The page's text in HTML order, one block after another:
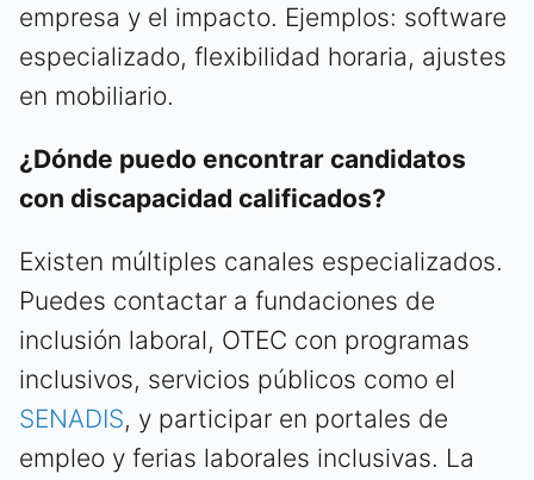
empresa y el impacto. Ejemplos: software
especializado, flexibilidad horaria, ajustes
en mobiliario.
¿Dónde puedo encontrar candidatos
con discapacidad calificados?
Existen múltiples canales especializados.
Puedes contactar a fundaciones de
inclusión laboral, OTEC con programas
inclusivos, servicios públicos como el
SENADIS, y participar en portales de
empleo y ferias laborales inclusivas. La